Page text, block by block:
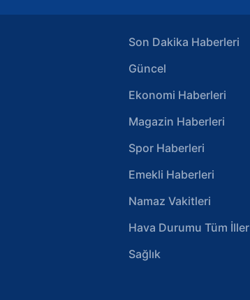
Son Dakika Haberleri
Güncel
Ekonomi Haberleri
Magazin Haberleri
Spor Haberleri
Emekli Haberleri
Namaz Vakitleri
Hava Durumu Tüm İller
Sağlık